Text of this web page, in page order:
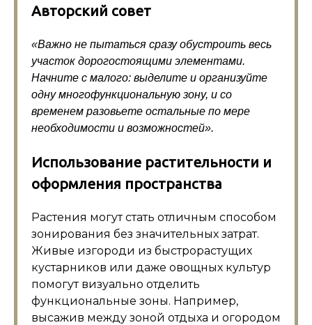
Авторский совет
«Важно не пытаться сразу обустроить весь
участок дорогостоящими элементами.
Начните с малого: выделите и организуйте
одну многофункциональную зону, и со
временем разовьете остальные по мере
необходимости и возможностей».
Использование растительности и
оформления пространства
Растения могут стать отличным способом
зонирования без значительных затрат.
Живые изгороди из быстрорастущих
кустарников или даже овощных культур
помогут визуально отделить
функциональные зоны. Например,
высажив между зоной отдыха и огородом